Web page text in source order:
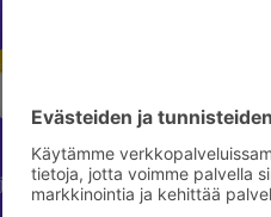
toimistotarvikkeet